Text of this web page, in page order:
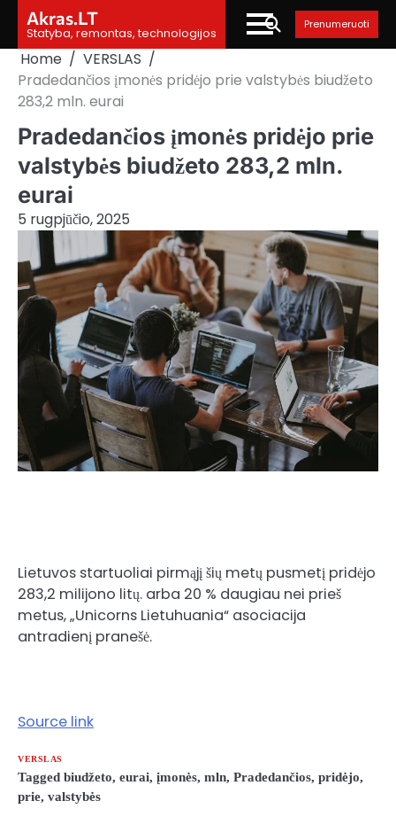
content
Akras.LT
Statyba, remontas, technologijos
Prenumeruoti
Home
VERSLAS
Pradedančios įmonės pridėjo prie valstybės biudžeto
283,2 mln. eurai
Pradedančios įmonės pridėjo prie
valstybės biudžeto 283,2 mln.
eurai
5 rugpjūčio, 2025
Lietuvos startuoliai pirmąjį šių metų pusmetį pridėjo
283,2 milijono litų. arba 20 % daugiau nei prieš
metus, „Unicorns Lietuhuania“ asociacija
antradienį pranešė.
Source link
VERSLAS
Tagged biudžeto, eurai, įmonės, mln, Pradedančios, pridėjo,
prie, valstybės